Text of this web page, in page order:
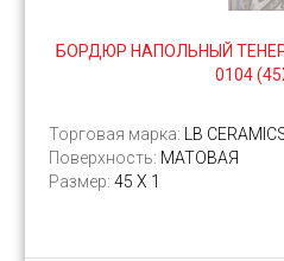
БОРДЮР НАПОЛЬНЫЙ
0104
Торговая марка:
LB
Поверхность: МАТОВАЯ
Размер: 45 Х 1